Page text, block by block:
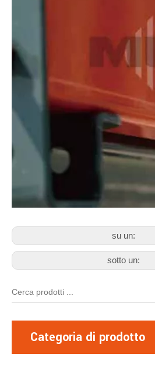
su un:
sotto un:
Categoria di prodotto